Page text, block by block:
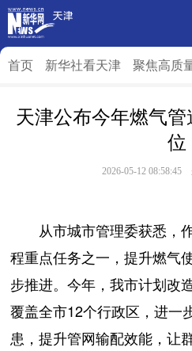
首页 新华社看天津 聚焦高质
天津公布今年燃气
位
2026-05-12 08:58:45
从市城市管理委获悉，
程重点任务之一，提升燃气
步推进。今年，我市计划改
覆盖全市12个行政区，进一
患，提升管网输配效能，让